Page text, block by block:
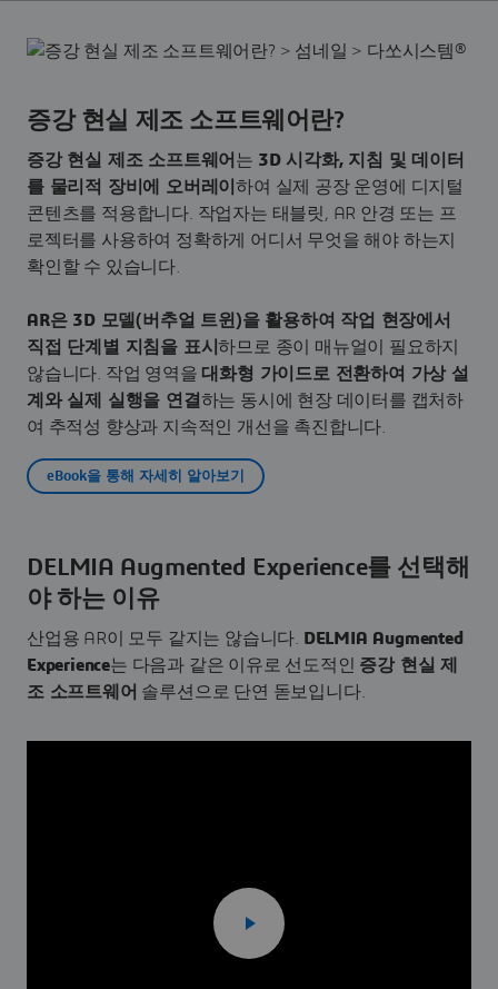
증강 현실 제조 소프트웨어란?
증강 현실 제조 소프트웨어 는 3D 시각화, 지침 및 데이터
를 물리적 장비에 오버레이하여 실제 공장 운영에 디지털
콘텐츠를 적용합니다. 작업자는 태블릿, AR 안경 또는 프
로젝터를 사용하여 정확하게 어디서 무엇을 해야 하는지
확인할 수 있습니다.
AR은 3D 모델(버추얼 트윈)을 활용하여 작업 현장에서
직접 단계별 지침을 표시하므로 종이 매뉴얼이 필요하지
않습니다. 작업 영역을 대화형 가이드로 전환하여 가상 설
계와 실제 실행을 연결하는 동시에 현장 데이터를 캡처하
여 추적성 향상과 지속적인 개선을 촉진합니다.
eBook을 통해 자세히 알아보기
DELMIA Augmented Experience를 선택해
야 하는 이유
산업용 AR이 모두 같지는 않습니다.
DELMIA Augmented
Experience는 다음과 같은 이유로 선도적인 증강 현실 제
조 소프트웨어 솔루션으로 단연 돋보입니다.